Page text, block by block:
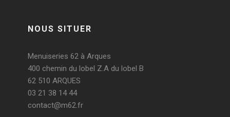
NOUS SITUER
Menuiseries 62 à Arques
400 chemin du lobel Z.A du lobel B
62 510 ARQUES
03 21 38 14 44
contact@m62.fr